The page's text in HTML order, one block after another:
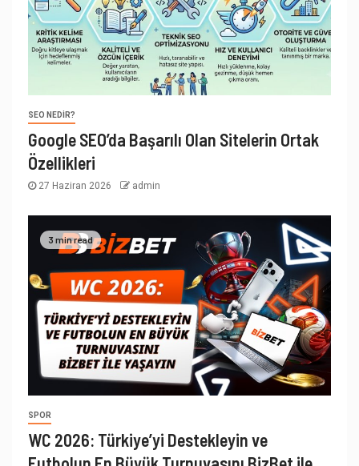
SEO NEDIR?
Google SEO’da Başarılı Olan Sitelerin Ortak
Özellikleri
27 Haziran 2026 admin
3 min read
SPOR
WC 2026: Türkiye’yi Destekleyin ve